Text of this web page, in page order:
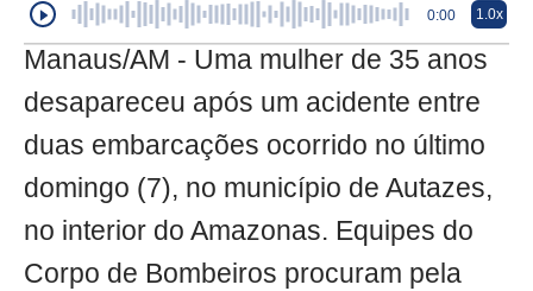
0:00 1.0x
Manaus/AM - Uma mulher de 35 anos
desapareceu após um acidente entre
duas embarcações ocorrido no último
domingo (7), no município de Autazes,
no interior do Amazonas. Equipes do
Corpo de Bombeiros procuram pela